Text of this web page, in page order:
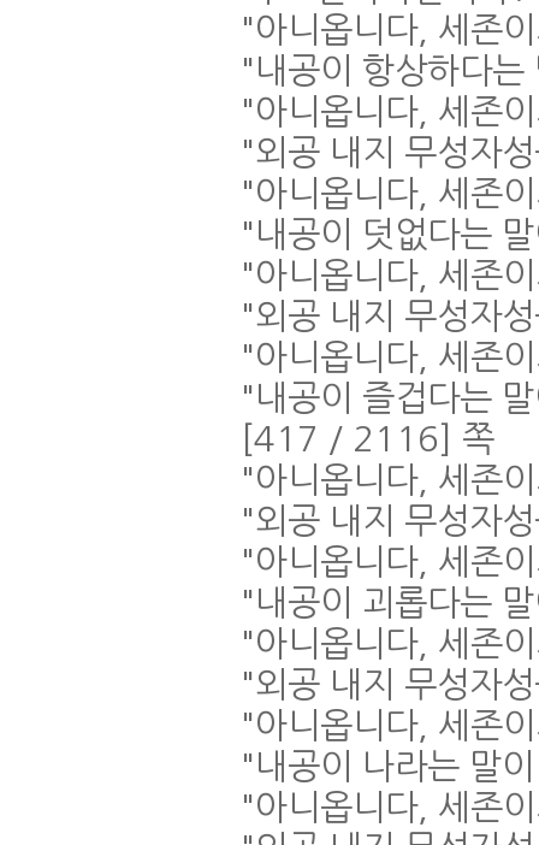
"아니옵니다, 세존
" 내공이 항상하다
"아니옵니다, 세존
"외공 내지 무성자
"아니옵니다, 세존
" 내공이 덧없다는
"아니옵니다, 세존
"외공 내지 무성자
"아니옵니다, 세존
" 내공이 즐겁다는
[417 / 2116] 쪽
"아니옵니다, 세존
"외공 내지 무성자
"아니옵니다, 세존
" 내공이 괴롭다는
"아니옵니다, 세존
"외공 내지 무성자
"아니옵니다, 세존
" 내공이 나라는 말
"아니옵니다, 세존